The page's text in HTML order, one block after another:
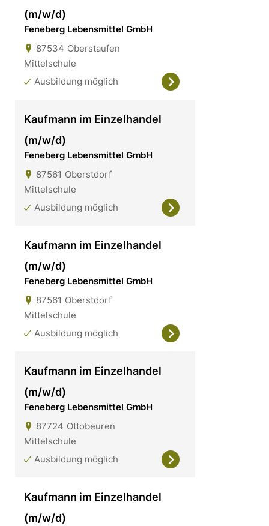
(m/w/d)
Feneberg Lebensmittel GmbH
87534 Oberstaufen
Mittelschule
Ausbildung möglich
Kaufmann im Einzelhandel
(m/w/d)
Feneberg Lebensmittel GmbH
87561 Oberstdorf
Mittelschule
Ausbildung möglich
Kaufmann im Einzelhandel
(m/w/d)
Feneberg Lebensmittel GmbH
87561 Oberstdorf
Mittelschule
Ausbildung möglich
Kaufmann im Einzelhandel
(m/w/d)
Feneberg Lebensmittel GmbH
87724 Ottobeuren
Mittelschule
Ausbildung möglich
Kaufmann im Einzelhandel
(m/w/d)